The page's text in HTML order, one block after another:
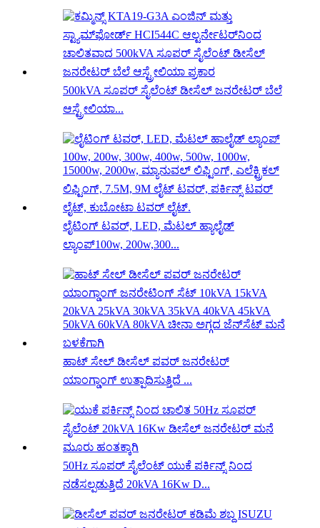
500kVA ಸೂಪರ್ ಸೈಲೆಂಟ್ ಡೀಸೆಲ್ ಜನರೇಟರ್ ಬೆಲೆ
ಆಸ್ಟ್ರೇಲಿಯಾ...
ಲೈಟಿಂಗ್ ಟವರ್, LED, ಮೆಟಲ್ ಹ್ಯಾಲೈಡ್
ಲ್ಯಾಂಪ್100w, 200w,300...
ಹಾಟ್ ಸೇಲ್ ಡೀಸೆಲ್ ಪವರ್ ಜನರೇಟರ್
ಯಾಂಗ್ಡಾಂಗ್ ಉತ್ಪಾದಿಸುತ್ತಿದೆ ...
50Hz ಸೂಪರ್ ಸೈಲೆಂಟ್ ಯುಕೆ ಪರ್ಕಿನ್ಸ್ ನಿಂದ
ನಡೆಸಲ್ಪಡುತ್ತಿದೆ 20kVA 16Kw D...